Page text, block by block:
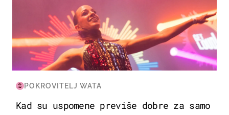
POKROVITELJ WATA
Kad su uspomene previše dobre za samo